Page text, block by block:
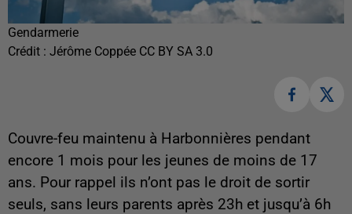
Gendarmerie
Crédit : Jérôme Coppée CC BY SA 3.0
Couvre-feu maintenu à Harbonnières pendant
encore 1 mois pour les jeunes de moins de 17
ans. Pour rappel ils n’ont pas le droit de sortir
seuls, sans leurs parents après 23h et jusqu’à 6h